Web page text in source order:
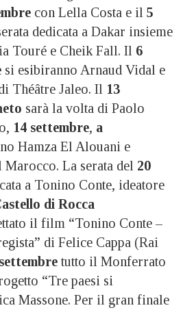
con Lella Costa e il 5
dedicata a Dakar insieme
Touré e Cheik Fall. Il 6
si esibiranno Arnaud Vidal e
Théâtre Jaleo. Il 13
sarà la volta di Paolo
14 settembre, a
Hamza El Alouani e
La serata del 20
a Tonino Conte, ideatore
di Rocca
il film “Tonino Conte –
di Felice Cappa (Rai
tutto il Monferrato
“Tre paesi si
Massone. Per il gran finale